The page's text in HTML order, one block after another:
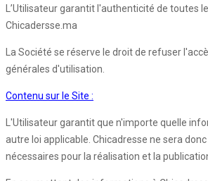
L’Utilisateur garantit l'authenticité de toutes
Chicadersse.ma
La Société se réserve le droit de refuser
générales d'utilisation.
Contenu sur le Site :
L'Utilisateur garantit que n'importe quelle
autre loi applicable. Chicadresse ne sera
nécessaires pour la réalisation et la